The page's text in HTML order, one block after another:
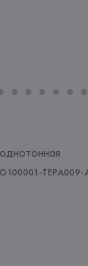
TEPA009-